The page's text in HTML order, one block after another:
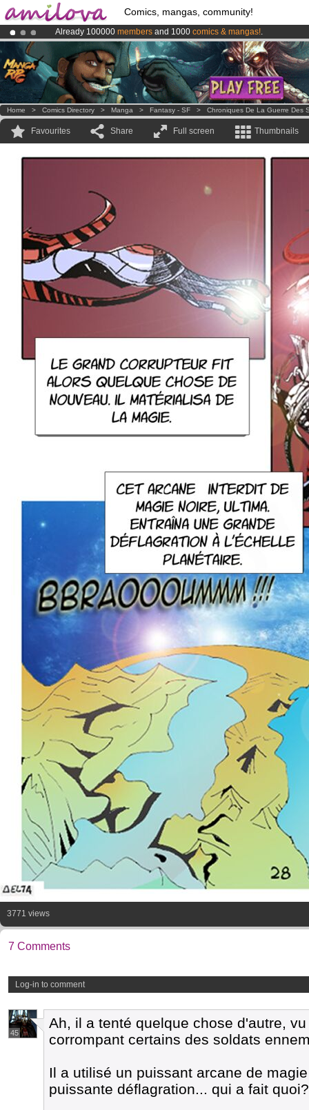
Comics, mangas, community!
Already 100000 members and 1000 comics & mangas!.
AmilovaKickstarter is now LIVE!.
Premium membership from3.95 euros per month !Get membership
Home > Comics Directory > Manga > Fantasy - SF > Chroniques De La Guerre Des
Favourites Share Full screen Thumbnails
3771 views
7 Comments
Log-in to comment
45
Ah, il a tenté quelque chose d'autre,
corrompant certains des soldats
Il a utilisé un puissant arcane de
puissante déflagration... qui a fait quoi?